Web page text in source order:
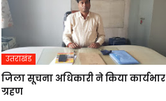
उतराखंड
जिला सूचना अधिकारी ने किया कार्यभार
ग्रहण